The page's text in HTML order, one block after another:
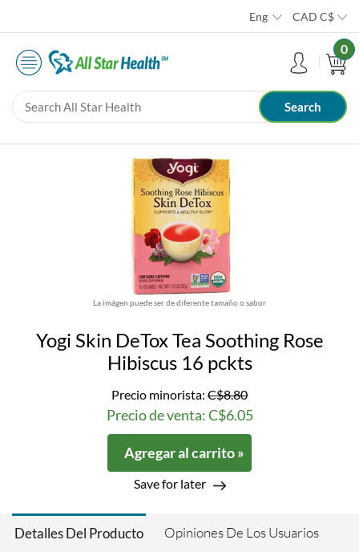
Eng CAD C$
0
La imágen puede ser de diferente tamaño o sabor
Yogi Skin DeTox Tea Soothing Rose
Hibiscus 16 pckts
Precio minorista: C$8.80
Precio de venta: C$6.05
Agregar al carrito »
Save for later
Detalles Del Producto Opiniones De Los Usuarios